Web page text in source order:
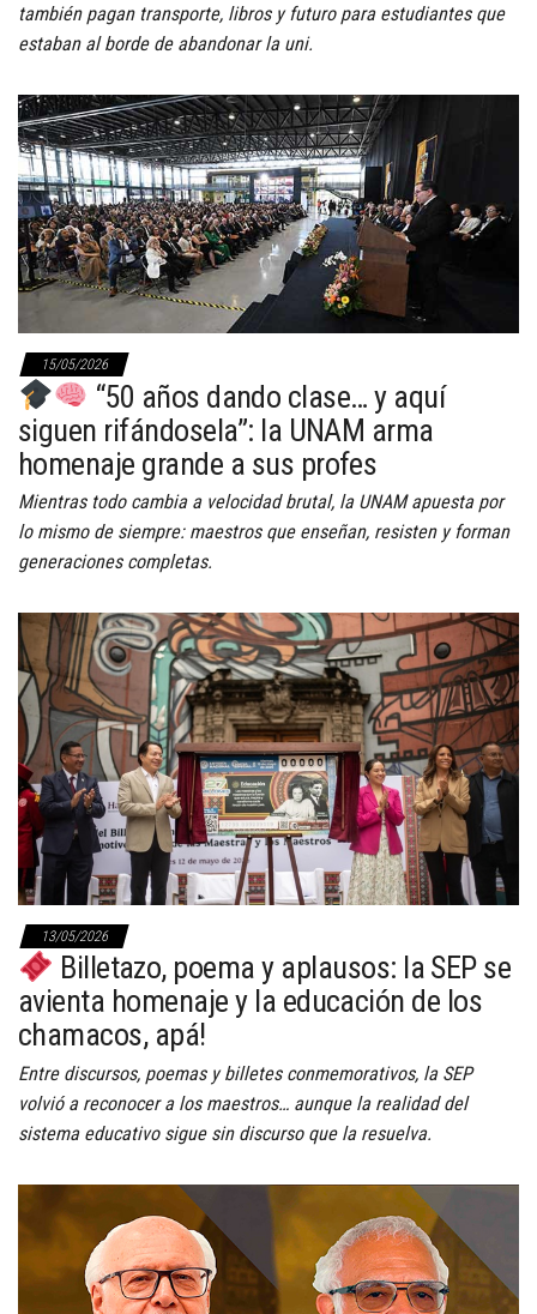
también pagan transporte, libros y futuro para estudiantes que
estaban al borde de abandonar la uni.
15/05/2026
“50 años dando clase… y aquí
siguen rifándosela”: la UNAM arma
homenaje grande a sus profes
Mientras todo cambia a velocidad brutal, la UNAM apuesta por
lo mismo de siempre: maestros que enseñan, resisten y forman
generaciones completas.
13/05/2026
Billetazo, poema y aplausos: la SEP se
avienta homenaje y la educación de los
chamacos, apá!
Entre discursos, poemas y billetes conmemorativos, la SEP
volvió a reconocer a los maestros… aunque la realidad del
sistema educativo sigue sin discurso que la resuelva.